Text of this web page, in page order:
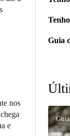
nos
e
Guia
Nutrição de alta qualidade para gatos persas: